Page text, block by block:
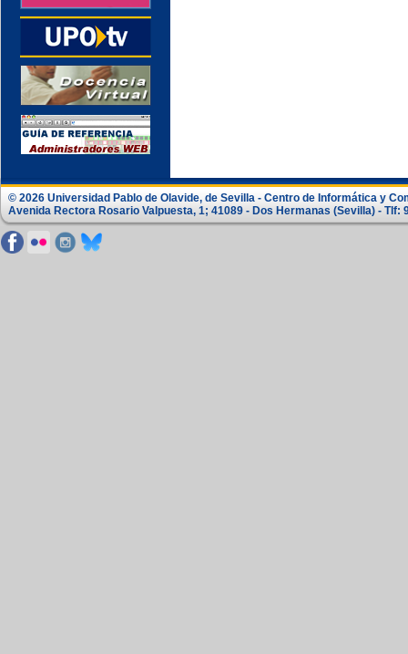
© 2026 Universidad Pablo de Olavide, de Sevilla - Centro de Informática y
Avenida Rectora Rosario Valpuesta, 1; 41089 - Dos Hermanas (Sevilla) - Tlf: